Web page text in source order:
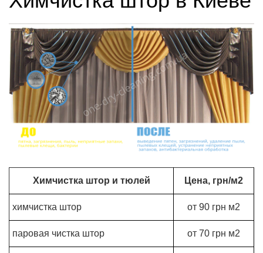
Химчистка штор и тюлей Цена, грн/м2
химчистка штор от 90 грн м2
паровая чистка штор от 70 грн м2